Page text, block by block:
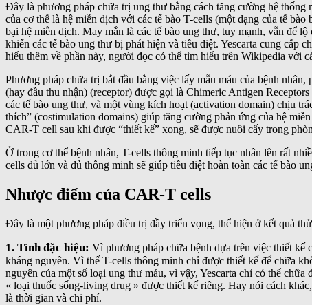
Đây là phương pháp chữa trị ung thư bằng cách tăng cường hệ
của cơ thể là hệ miễn dịch với các tế bào T-cells (một dạng của tế
bại hệ miễn dịch. May mắn là các tế bào ung thư, tuy mạnh, vẫn để
khiến các tế bào ung thư bị phát hiện và tiêu diệt. Yescarta cung cấp
hiểu thêm về phần này, người đọc có thể tìm hiểu trên Wikipedia với
Phương pháp chữa trị bắt đầu bằng việc lấy mẫu máu của bệnh
(hay đầu thu nhận) (receptor) được gọi là Chimeric Antigen
các tế bào ung thư, và một vùng kích hoạt (activation domain) chịu
thích” (costimulation domains) giúp tăng cường phản ứng của hệ
CAR-T cell sau khi được “thiết kế” xong, sẽ được nuôi cấy trong
Ở trong cơ thể bệnh nhân, T-cells thông minh tiếp tục nhân lên rất
cells đủ lớn và đủ thông minh sẽ giúp tiêu diệt hoàn toàn các tế bào
Nhược điểm của CAR-T cells
Đây là một phương pháp điều trị đầy triển vọng, thể hiện ở kết quả
1. Tính đặc hiệu: Vì phương pháp chữa bệnh dựa trên việc thiết kế
kháng nguyên. Vì thế T-cells thông minh chỉ được thiết kế để chữa
nguyên của một số loại ung thư máu, vì vậy, Yescarta chỉ có thể
« loại thuốc sống-living drug » được thiết kế riêng. Hay nói cách
là thời gian và chi phí.